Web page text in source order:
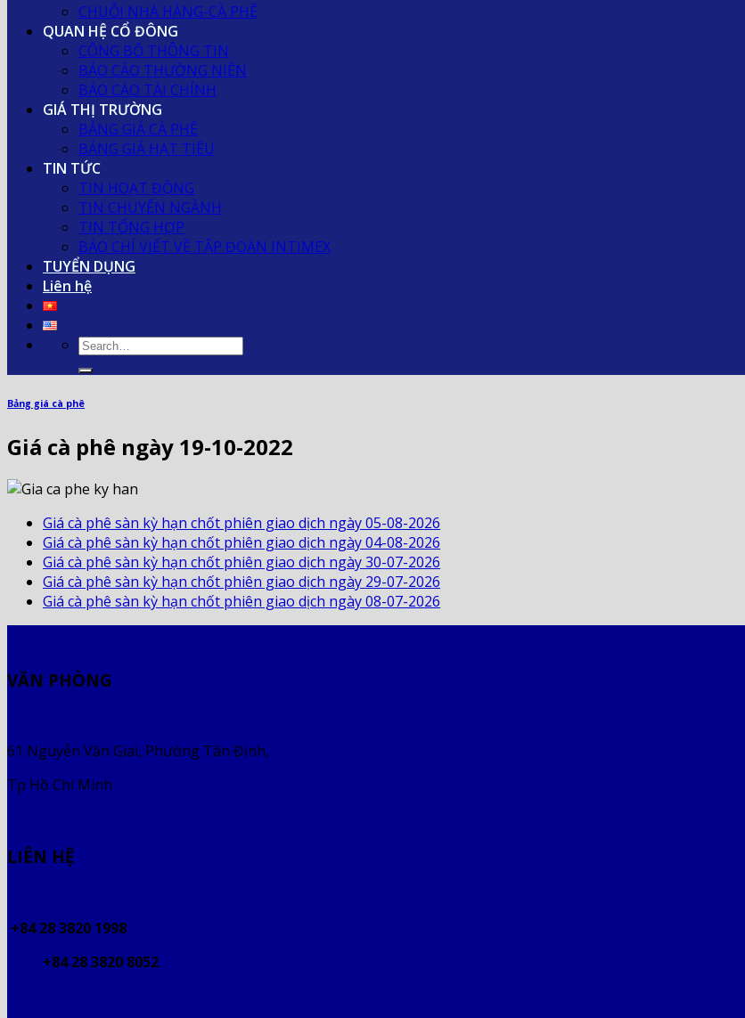
CHUỖI NHÀ HÀNG-CÀ PHÊ
QUAN HỆ CỔ ĐÔNG
CÔNG BỐ THÔNG TIN
BÁO CÁO THƯỜNG NIÊN
BÁO CÁO TÀI CHÍNH
GIÁ THỊ TRƯỜNG
BẢNG GIÁ CÀ PHÊ
BẢNG GIÁ HẠT TIÊU
TIN TỨC
TIN HOẠT ĐỘNG
TIN CHUYÊN NGÀNH
TIN TỔNG HỢP
BÁO CHÍ VIẾT VỀ TẬP ĐOÀN INTIMEX
TUYỂN DỤNG
Liên hệ
Bảng giá cà phê
Giá cà phê ngày 19-10-2022
Giá cà phê sàn kỳ hạn chốt phiên giao dịch ngày 05-08-2026
Giá cà phê sàn kỳ hạn chốt phiên giao dịch ngày 04-08-2026
Giá cà phê sàn kỳ hạn chốt phiên giao dịch ngày 30-07-2026
Giá cà phê sàn kỳ hạn chốt phiên giao dịch ngày 29-07-2026
Giá cà phê sàn kỳ hạn chốt phiên giao dịch ngày 08-07-2026
VĂN PHÒNG
61 Nguyễn Văn Giai, Phường Tân Định,
Tp Hồ Chí Minh
LIÊN HỆ
+84 28 3820 1998
+84 28 3820 8052